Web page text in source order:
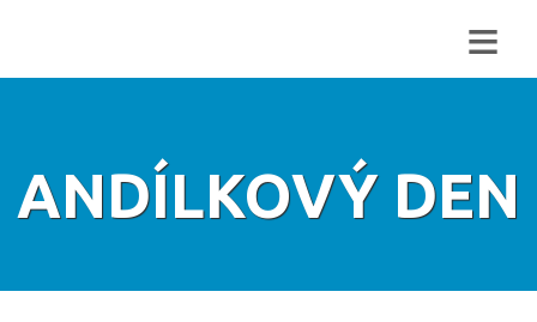
≡
ANDÍLKOVÝ DEN